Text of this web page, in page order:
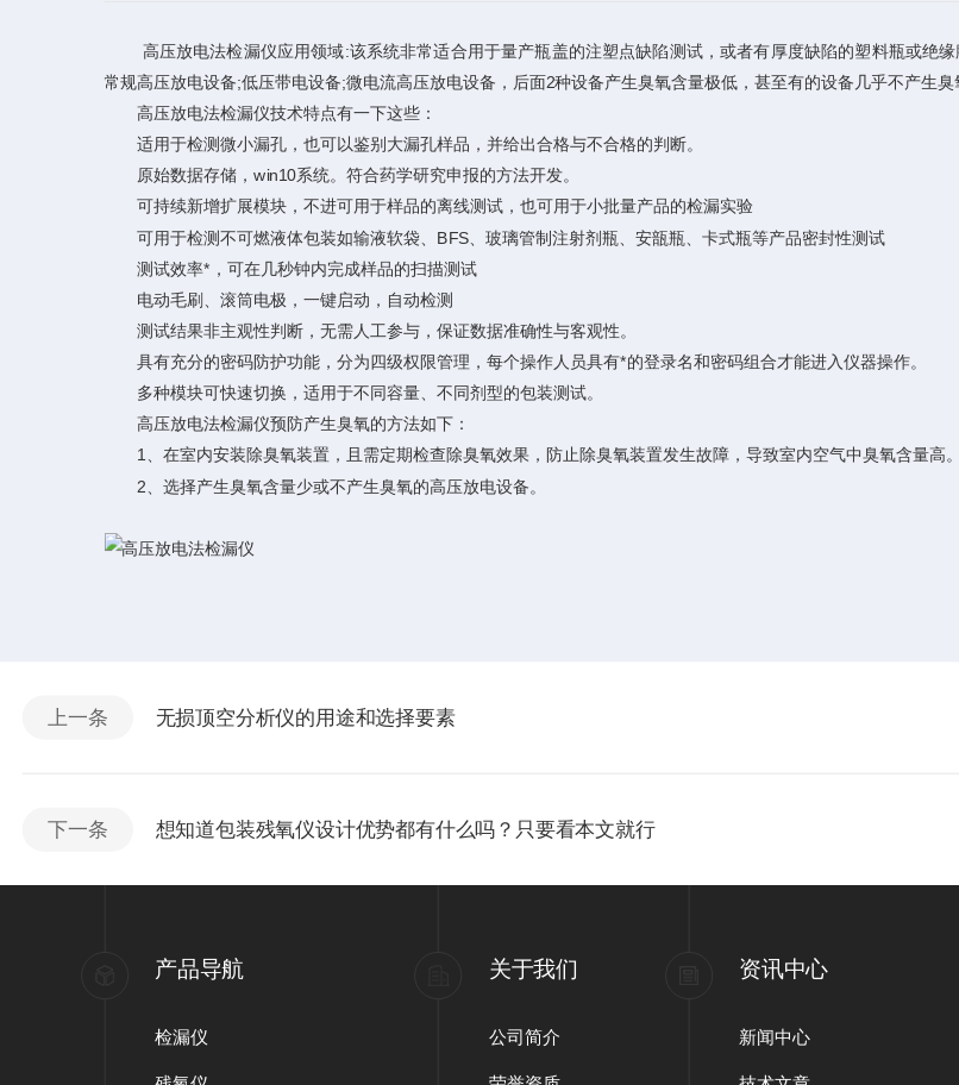
高压放电法检漏仪应用领域:该系统非常适合用于量产瓶盖的注塑点缺陷测试，或者有厚度缺陷的塑料瓶或绝
常规高压放电设备;低压带电设备;微电流高压放电设备，后面2种设备产生臭氧含量极低，甚至有的设备几乎不产生臭
高压放电法检漏仪技术特点有一下这些：
适用于检测微小漏孔，也可以鉴别大漏孔样品，并给出合格与不合格的判断。
原始数据存储，win10系统。符合药学研究申报的方法开发。
可持续新增扩展模块，不进可用于样品的离线测试，也可用于小批量产品的检漏实验
可用于检测不可燃液体包装如输液软袋、BFS、玻璃管制注射剂瓶、安瓿瓶、卡式瓶等产品密封性测试
测试效率*，可在几秒钟内完成样品的扫描测试
电动毛刷、滚筒电极，一键启动，自动检测
测试结果非主观性判断，无需人工参与，保证数据准确性与客观性。
具有充分的密码防护功能，分为四级权限管理，每个操作人员具有*的登录名和密码组合才能进入仪器操作。
多种模块可快速切换，适用于不同容量、不同剂型的包装测试。
高压放电法检漏仪预防产生臭氧的方法如下：
1、在室内安装除臭氧装置，且需定期检查除臭氧效果，防止除臭氧装置发生故障，导致室内空气中臭氧含量高。
2、选择产生臭氧含量少或不产生臭氧的高压放电设备。
上一条 无损顶空分析仪的用途和选择要素
下一条 想知道包装残氧仪设计优势都有什么吗？只要看本文就行
产品导航
检漏仪
关于我们
公司简介
资讯中心
新闻中心